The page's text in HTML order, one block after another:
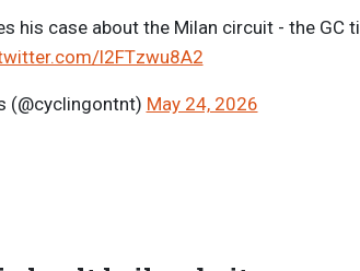
his case about the Milan circuit - the GC
l2FTzwu8A2
(@cyclingontnt) May 24, 2026